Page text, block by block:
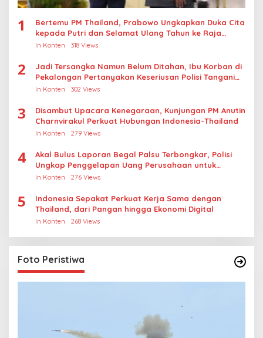
1
Bertemu PM Thailand, Prabowo Ungkapkan Duka Cita
kepada Putri dan Selamat Ulang Tahun ke Raja
Thailand
In Konten 318 Views
2
Jadi Tersangka Namun Belum Ditahan, Ibu Korban di
Pekalongan Pertanyakan Keseriusan Polisi Tangani
Kasus Rudapksa Sampai Anaknya Hamil
In Konten 302 Views
3
Disambut Upacara Kenegaraan, Kunjungan PM Anutin
Charnvirakul Perkuat Hubungan Indonesia-Thailand
In Konten 279 Views
4
Akal Bulus Laporan Begal Palsu Terbongkar, Polisi
Ungkap Penggelapan Uang Perusahaan untuk
Crypto
In Konten 276 Views
5
Indonesia Sepakat Perkuat Kerja Sama dengan
Thailand, dari Pangan hingga Ekonomi Digital
In Konten 268 Views
Foto Peristiwa